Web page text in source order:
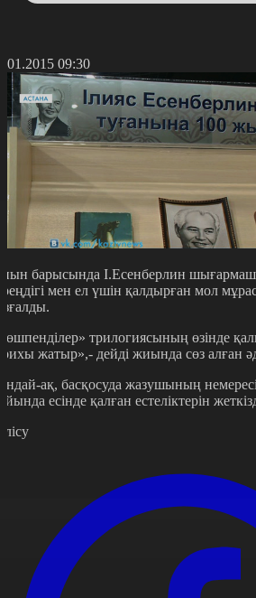
09:30
барысында І.Есенберлин
мен ел үшін қалдырған мол
трилогиясының өзінде
жатыр»,- дейді жиында сөз алған
ақ, басқосуда жазушының
есінде қалған естеліктерін